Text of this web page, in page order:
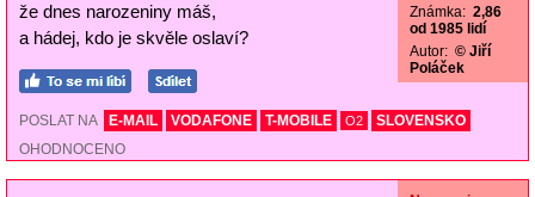
že dnes narozeniny máš,
a hádej, kdo je skvěle oslaví?
Známka: 2,86
od 1985 lidí
Autor: © Jiří
Poláček
POSLAT NA E-MAIL VODAFONE T-MOBILE O2
SLOVENSKO
OHODNOCENO